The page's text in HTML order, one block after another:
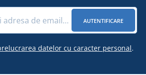
AUTENTIFICARE
datelor cu caracter personal.